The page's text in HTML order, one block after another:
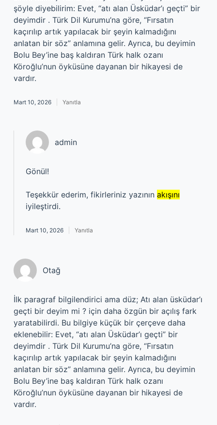
şöyle diyebilirim: Evet, “atı alan Üsküdar’ı geçti” bir
deyimdir . Türk Dil Kurumu’na göre, “Fırsatın
kaçırılıp artık yapılacak bir şeyin kalmadığını
anlatan bir söz” anlamına gelir. Ayrıca, bu deyimin
Bolu Bey’ine baş kaldıran Türk halk ozanı
Köroğlu’nun öyküsüne dayanan bir hikayesi de
vardır.
Mart 10, 2026 Yanıtla
admin
Gönül!
Teşekkür ederim, fikirleriniz yazının akışını
iyileştirdi.
Mart 10, 2026 Yanıtla
Otağ
İlk paragraf bilgilendirici ama düz; Atı alan üsküdar’ı
geçti bir deyim mi ? için daha özgün bir açılış fark
yaratabilirdi. Bu bilgiye küçük bir çerçeve daha
eklenebilir: Evet, “atı alan Üsküdar’ı geçti” bir
deyimdir . Türk Dil Kurumu’na göre, “Fırsatın
kaçırılıp artık yapılacak bir şeyin kalmadığını
anlatan bir söz” anlamına gelir. Ayrıca, bu deyimin
Bolu Bey’ine baş kaldıran Türk halk ozanı
Köroğlu’nun öyküsüne dayanan bir hikayesi de
vardır.